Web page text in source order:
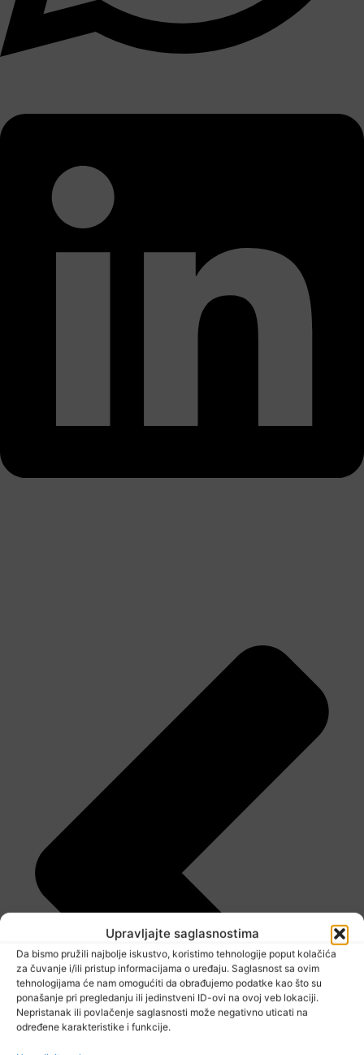
Upravljajte saglasnostima
Da bismo pružili najbolje iskustvo, koristimo tehnologije poput kolačića
za čuvanje i/ili pristup informacijama o uređaju. Saglasnost sa ovim
tehnologijama će nam omogućiti da obrađujemo podatke kao što su
ponašanje pri pregledanju ili jedinstveni ID-ovi na ovoj veb lokaciji.
Nepristanak ili povlačenje saglasnosti može negativno uticati na
određene karakteristike i funkcije.